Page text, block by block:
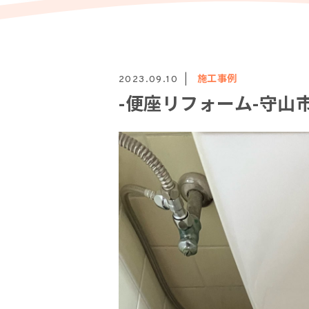
2023.09.10 施工事例
-便座リフォーム-守山